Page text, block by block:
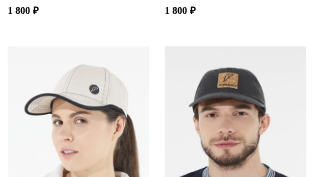
1 800 ₽
1 800 ₽